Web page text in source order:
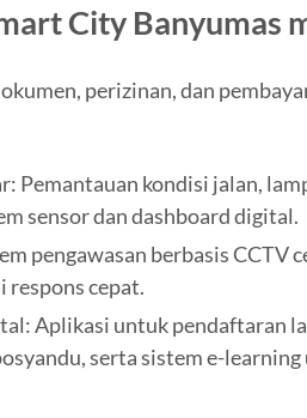
City Banyumas
perizinan, dan
Pemantauan kondisi jalan,
sensor dan dashboard digital.
pengawasan berbasis CCTV
respons cepat.
Aplikasi untuk pendaftaran
serta sistem e-learning